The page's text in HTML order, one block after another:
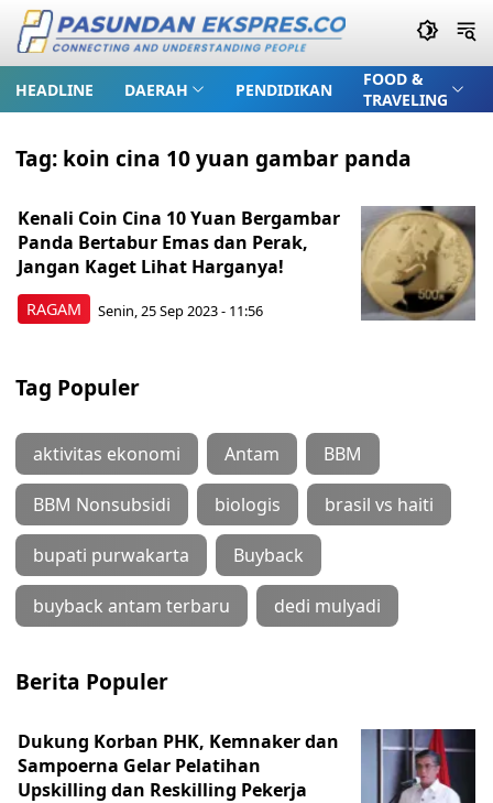
HEADLINE DAERAH PENDIDIKAN
FOOD &
TRAVELING
Tag: koin cina 10 yuan gambar panda
RAGAM
Kenali Coin Cina 10 Yuan Bergambar
Panda Bertabur Emas dan Perak,
Jangan Kaget Lihat Harganya!
Senin, 25 Sep 2023 - 11:56
Tag Populer
aktivitas ekonomi Antam BBM
BBM Nonsubsidi biologis brasil vs haiti
bupati purwakarta Buyback
buyback antam terbaru dedi mulyadi
Berita Populer
Dukung Korban PHK, Kemnaker dan
Sampoerna Gelar Pelatihan
Upskilling dan Reskilling Pekerja